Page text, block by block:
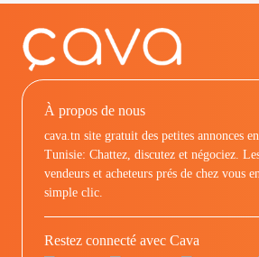
À propos de nous
cava.tn site gratuit des petites annonces en
Tunisie: Chattez, discutez et négociez.
vendeurs et acheteurs prés de chez vous
simple clic.
Restez connecté avec Cava